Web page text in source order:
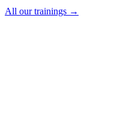
All our trainings →